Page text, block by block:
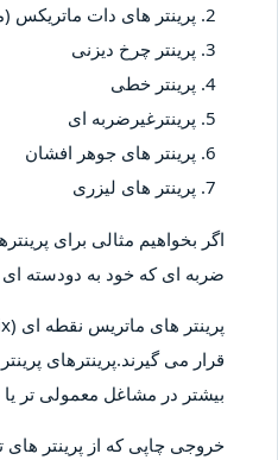
پرینتر های دات ماتریکس
پرینتر چرخ دیزنی
پرینتر خطی
پرینترغیرضربه ای
پرینتر های جوهر افشان
پرینتر های لیزری
اگر بخواهیم مثالی برای
ضربه ای که خود به دودسته
قرار می گیرند.پرینترهای
بیشتر در مشاغل معمولی تر
خروجی چاپی که از پرینتر